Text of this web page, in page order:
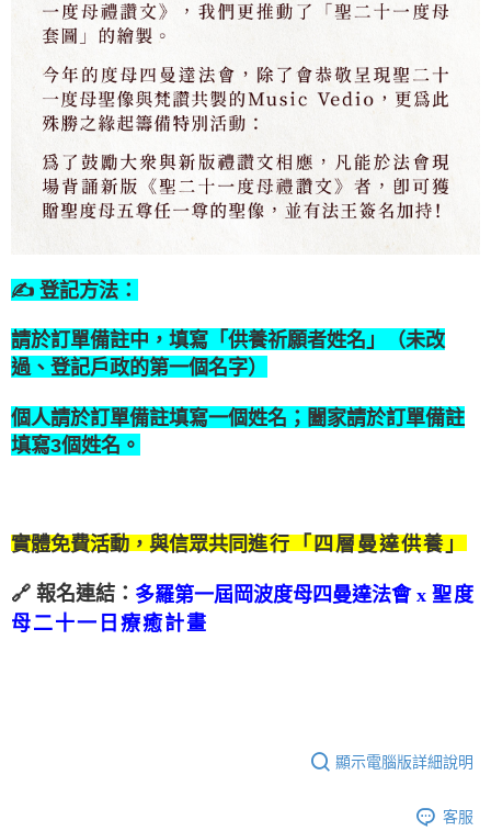
✍️ 登記方法：
請於訂單備註中，填寫「供養祈願者姓名」（未改
過、登記戶政的第一個名字）
個人請於訂單備註填寫一個姓名；闔家請於訂單備註
填寫3個姓名。
實體免費活動，與信眾共同進行「四層曼達供養」
🔗 報名連結 ： 多羅第一屆岡波度母四曼達法會 x 聖度
母二十一日療癒計畫
顯示電腦版詳細說明
客服